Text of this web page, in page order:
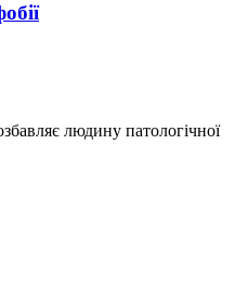
людину патологічної